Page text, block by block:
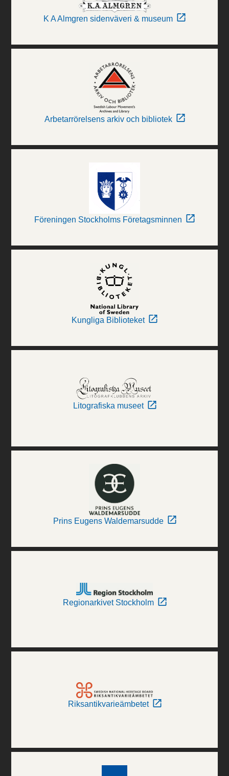
K A Almgren sidenväveri & museum
Arbetarrörelsens arkiv och bibliotek
Föreningen Stockholms Företagsminnen
Kungliga Biblioteket
Litografiska museet
Prins Eugens Waldemarsudde
Regionarkivet Stockholm
Riksantikvarieämbetet